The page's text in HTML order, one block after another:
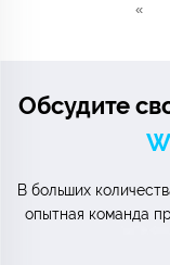
«
Обсудите
В больших
опытная команда